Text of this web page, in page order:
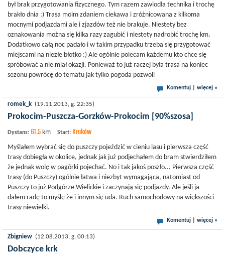
był brak przygotowania fizycznego. Tym razem zawiodła technika i trochę
brakło dnia :) Trasa moim zdaniem ciekawa i zróżnicowana z kilkoma
mocnymi podjazdami ale i zjazdów też nie brakuje. Niestety bez
oznakowania można się kilka razy zagubić i niestety nadrobić trochę km.
Dodatkowo całą noc padało i w takim przypadku trzeba się przygotować
miejscami na niezłe błotko :) Ale ogólnie polecam każdemu kto chce się
spróbować a nie miał okazji. Ponieważ to już raczej była trasa na koniec
sezonu powrócę do tematu jak tylko pogoda pozwoli
Komentuj więcej »
romek_k (19.11.2013, g. 22:35)
Prokocim-Puszcza-Gorzków-Prokocim [90%szosa]
Dystans: 61.5 km Start: Kraków
Myślałem wybrać się do puszczy pojeździć w cieniu lasu i pierwsza część
trasy dobiegła w okolice, jednak jak już podjechałem do bram stwierdziłem
że jednak wolę w pagórki pojechać. No i tak jakoś poszło... Pierwsza część
trasy (do Puszczy) ogólnie łatwa i niezbyt wymagająca, natomiast od
Puszczy to już Podgórze Wielickie i zaczynają się podjazdy. Ale jeśli ja
dałem radę to myślę że i innym się uda. Ruch samochodowy na większości
trasy niewielki.
Komentuj więcej »
Zbigniew (12.08.2013, g. 00:13)
Dobczyce krk